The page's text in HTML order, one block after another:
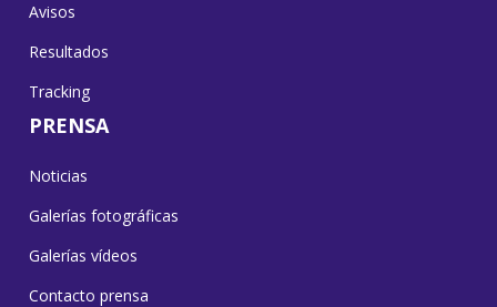
Avisos
Resultados
Tracking
PRENSA
Noticias
Galerías fotográficas
Galerías vídeos
Contacto prensa